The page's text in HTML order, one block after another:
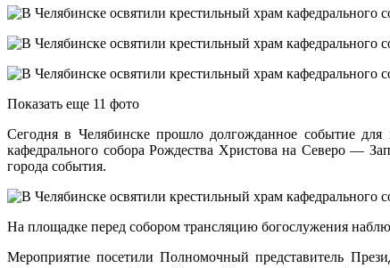
Показать еще 11 фото
Сегодня в Челябинске прошло долгожданное событие для
кафедрального собора Рождества Христова на Северо —
города события.
На площадке перед собором трансляцию богослужения
Мероприятие посетили Полномочный представитель